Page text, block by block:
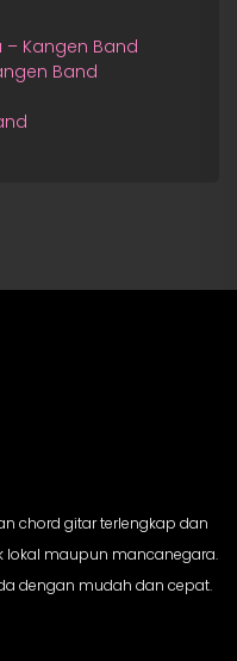
– Kangen Band
Band
chord gitar terlengkap dan
lokal maupun mancanegara.
dengan mudah dan cepat.